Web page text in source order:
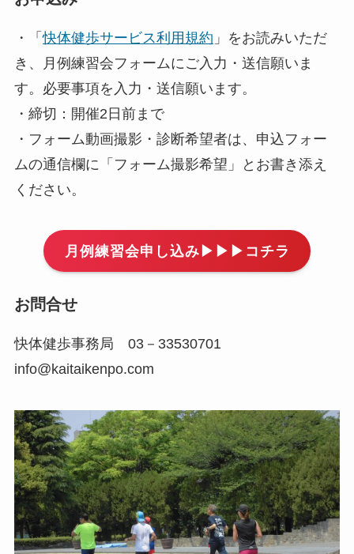
・「快体健歩サービス利用規約 」をお読みいただ
き、月例練習会フォームにご入力・送信願いま
す。必要事項を入力・送信願います。
・締切：開催2日前まで
・フォーム動画撮影・診断希望者は、申込フォー
ムの通信欄に「フォーム撮影希望」とお書き添え
ください。
月例練習会申し込み▶▶▶コチラ
お問合せ
快体健歩事務局 03－33530701
info@kaitaikenpo.com